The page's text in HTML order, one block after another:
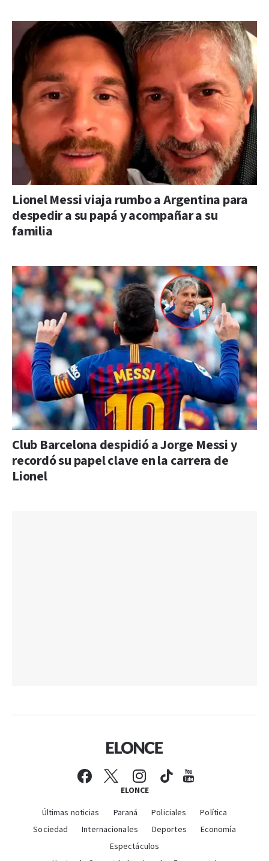
Lionel Messi viaja rumbo a Argentina para
despedir a su papá y acompañar a su
familia
Club Barcelona despidió a Jorge Messi y
recordó su papel clave en la carrera de
Lionel
ELONCE
Últimas noticias Paraná Policiales
Política
Sociedad
Internacionales Deportes
Economía
Espectáculos